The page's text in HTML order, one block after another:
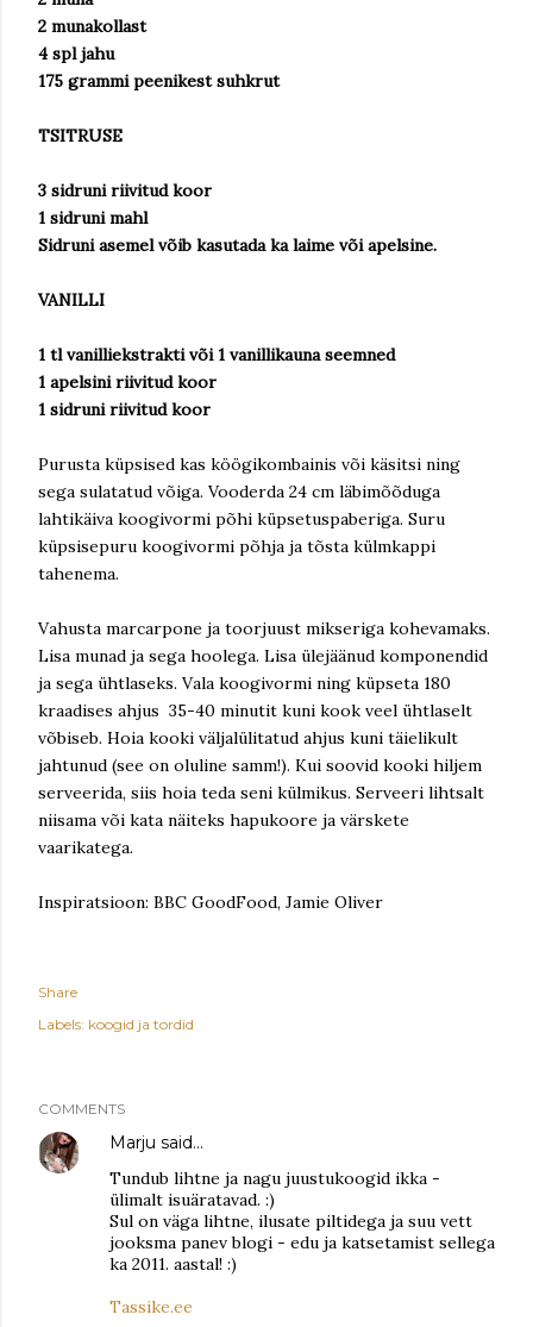
2 munakollast
4 spl jahu
175 grammi peenikest suhkrut
TSITRUSE
3 sidruni riivitud koor
1 sidruni mahl
Sidruni asemel võib kasutada ka laime või apelsine.
VANILLI
1 tl vanilliekstrakti või 1 vanillikauna seemned
1 apelsini riivitud koor
1 sidruni riivitud koor
Purusta küpsised kas köögikombainis või käsitsi ning
sega sulatatud võiga. Vooderda 24 cm läbimõõduga
lahtikäiva koogivormi põhi küpsetuspaberiga. Suru
küpsisepuru koogivormi põhja ja tõsta külmkappi
tahenema.
Vahusta marcarpone ja toorjuust mikseriga kohevamaks.
Lisa munad ja sega hoolega. Lisa ülejäänud komponendid
ja sega ühtlaseks. Vala koogivormi ning küpseta 180
kraadises ahjus 35-40 minutit kuni kook veel ühtlaselt
võbiseb. Hoia kooki väljalülitatud ahjus kuni täielikult
jahtunud (see on oluline samm!). Kui soovid kooki hiljem
serveerida, siis hoia teda seni külmikus. Serveeri lihtsalt
niisama või kata näiteks hapukoore ja värskete
vaarikatega.
Inspiratsioon: BBC GoodFood, Jamie Oliver
Share
Labels: koogid ja tordid
COMMENTS
Marju said…
Tundub lihtne ja nagu juustukoogid ikka -
ülimalt isuäratavad. :)
Sul on väga lihtne, ilusate piltidega ja suu vett
jooksma panev blogi - edu ja katsetamist sellega
ka 2011. aastal! :)
Tassike.ee